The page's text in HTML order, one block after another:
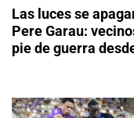
Las luces se
Pere Garau:
pie de guerra